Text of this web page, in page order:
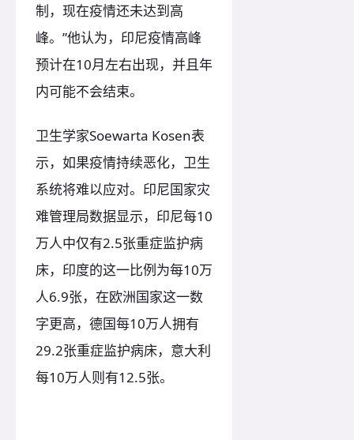
制，现在疫情还未达到高
峰。”他认为，印尼疫情高峰
预计在10月左右出现，并且年
内可能不会结束。
卫生学家Soewarta Kosen表
示，如果疫情持续恶化，卫生
系统将难以应对。印尼国家灾
难管理局数据显示，印尼每10
万人中仅有2.5张重症监护病
床，印度的这一比例为每10万
人6.9张，在欧洲国家这一数
字更高，德国每10万人拥有
29.2张重症监护病床，意大利
每10万人则有12.5张。